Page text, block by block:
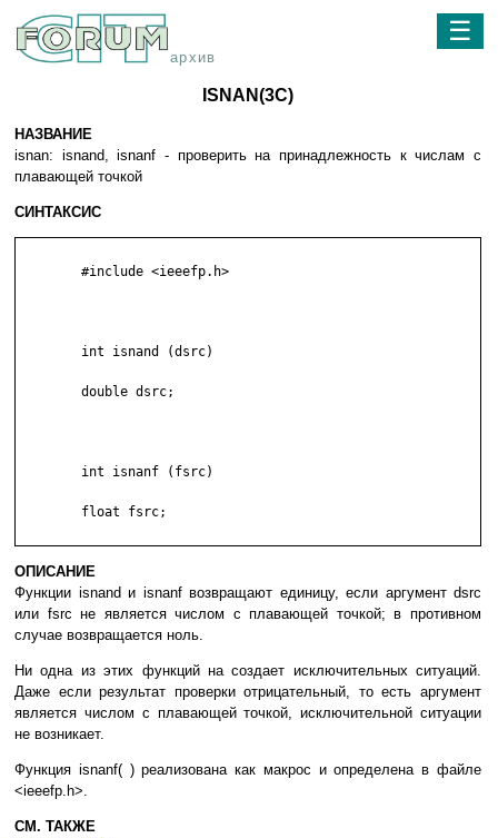
архив
☰
ISNAN(3C)
НАЗВАНИЕ
isnan: isnand, isnanf - проверить на принадлежность к числам с
плавающей точкой
СИНТАКСИС
ОПИСАНИЕ
Функции isnand и isnanf возвращают единицу, если аргумент dsrc
или fsrc не является числом с плавающей точкой; в противном
случае возвращается ноль.
Ни одна из этих функций на создает исключительных ситуаций.
Даже если результат проверки отрицательный, то есть аргумент
является числом с плавающей точкой, исключительной ситуации
не возникает.
Функция isnanf( ) реализована как макрос и определена в файле
<ieeefp.h>.
СМ. ТАКЖЕ